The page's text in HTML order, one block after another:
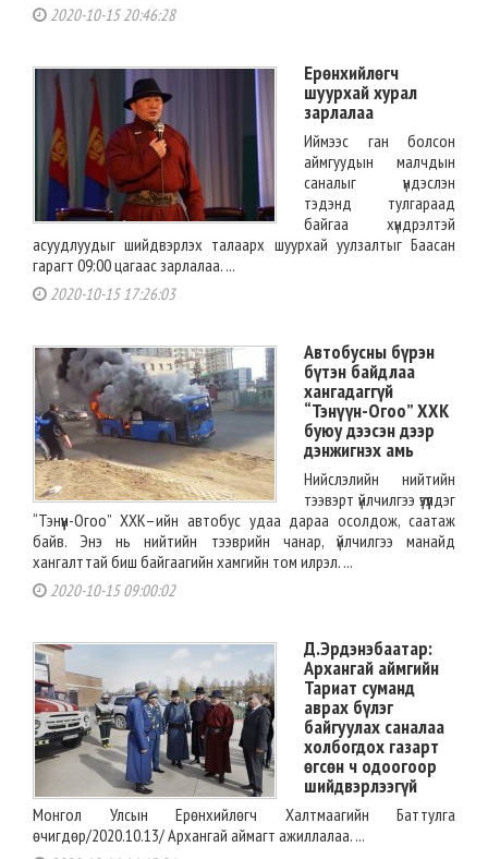
2020-10-15 20:46:28
Ерөнхийлөгч
шуурхай хурал
зарлалаа
Иймээс ган болсон
аймгуудын малчдын
саналыг үндэслэн
тэдэнд тулгараад
байгаа хүндрэлтэй
асуудлуудыг шийдвэрлэх талаарх шуурхай уулзалтыг Баасан
гарагт 09:00 цагаас зарлалаа. ...
2020-10-15 17:26:03
Автобусны бүрэн
бүтэн байдлаа
хангадаггүй
“Тэнүүн-Огоо” ХХК
буюу дээсэн дээр
дэнжигнэх амь
Нийслэлийн нийтийн
тээвэрт үйлчилгээ үзүүлдэг
“Тэнүүн-Огоо” ХХК–ийн автобус удаа дараа осолдож, саатаж
байв. Энэ нь нийтийн тээврийн чанар, үйлчилгээ манайд
хангалттай биш байгаагийн хамгийн том илрэл. ...
2020-10-15 09:00:02
Д.Эрдэнэбаатар:
Архангай аймгийн
Тариат суманд
аврах бүлэг
байгуулах саналаа
холбогдох газарт
өгсөн ч одоогоор
шийдвэрлээгүй
Монгол Улсын Ерөнхийлөгч Халтмаагийн Баттулга
өчигдөр/2020.10.13/ Архангай аймагт ажиллалаа. ...